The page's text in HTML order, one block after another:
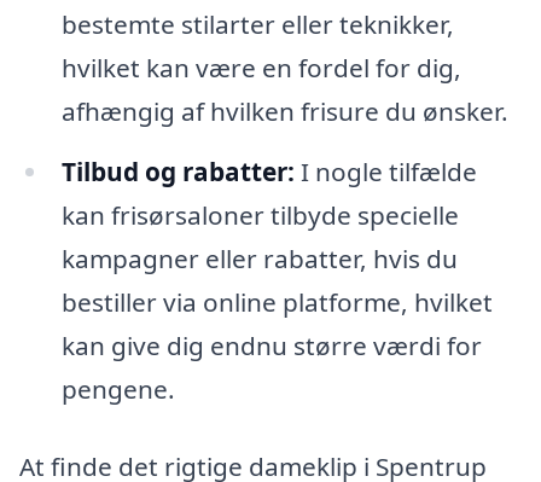
bestemte stilarter eller teknikker,
hvilket kan være en fordel for dig,
afhængig af hvilken frisure du ønsker.
Tilbud og rabatter: I nogle tilfælde
kan frisørsaloner tilbyde specielle
kampagner eller rabatter, hvis du
bestiller via online platforme, hvilket
kan give dig endnu større værdi for
pengene.
At finde det rigtige dameklip i Spentrup